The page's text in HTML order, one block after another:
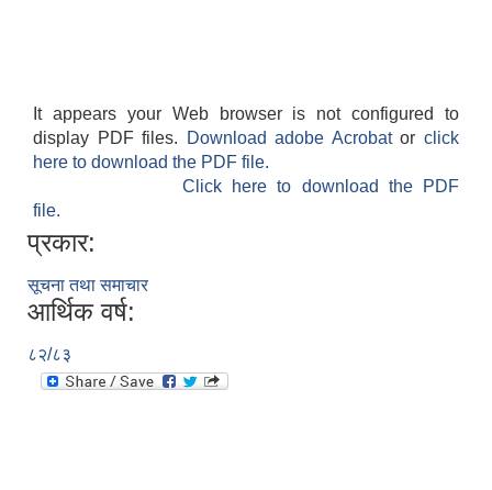
It appears your Web browser is not configured to
display PDF files.
Download adobe Acrobatorclick
here to download the PDF file.
Click here to download the PDF
file.
प्रकार:
सूचना तथा समाचार
आर्थिक वर्ष:
८२/८३